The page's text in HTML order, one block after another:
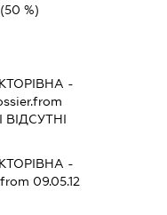
(50 %)
-
-
09.05.12